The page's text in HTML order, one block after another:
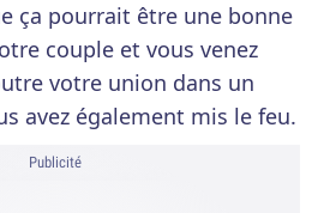
ça pourrait être une bonne
couple et vous venez
votre union dans un
avez également mis le feu.
Publicité